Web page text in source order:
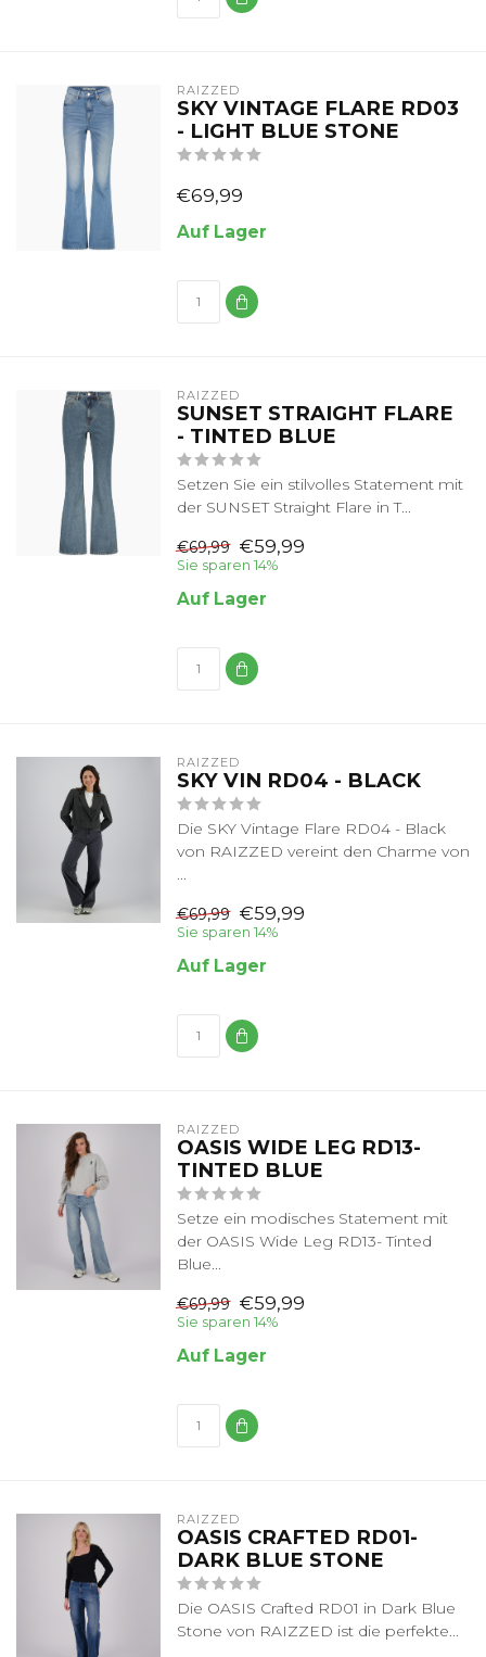
RAIZZED
SKY VINTAGE FLARE RD03
- LIGHT BLUE STONE
€69,99
Auf Lager
RAIZZED
SUNSET STRAIGHT FLARE
- TINTED BLUE
Setzen Sie ein stilvolles Statement mit
der SUNSET Straight Flare in T...
€69,99 €59,99
Sie sparen 14%
Auf Lager
RAIZZED
SKY VIN RD04 - BLACK
Die SKY Vintage Flare RD04 - Black
von RAIZZED vereint den Charme von
...
€69,99 €59,99
Sie sparen 14%
Auf Lager
RAIZZED
OASIS WIDE LEG RD13-
TINTED BLUE
Setze ein modisches Statement mit
der OASIS Wide Leg RD13- Tinted
Blue...
€69,99 €59,99
Sie sparen 14%
Auf Lager
RAIZZED
OASIS CRAFTED RD01-
DARK BLUE STONE
Die OASIS Crafted RD01 in Dark Blue
Stone von RAIZZED ist die perfekte...